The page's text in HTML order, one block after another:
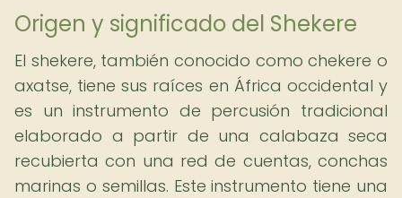
Origen y significado del Shekere
El shekere, también conocido como chekere o
axatse, tiene sus raíces en África occidental y
es un instrumento de percusión tradicional
elaborado a partir de una calabaza seca
recubierta con una red de cuentas, conchas
marinas o semillas. Este instrumento tiene una